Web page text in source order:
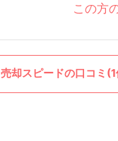
この方
売却スピードの口コミ